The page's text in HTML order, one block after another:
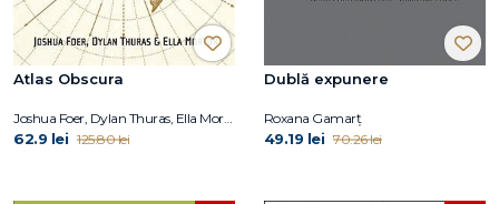
Atlas Obscura
Joshua Foer, Dylan Thuras, Ella Morton
62.9 lei 125.80 lei
Dublă expunere
Roxana Gamarţ
49.19 lei 70.26 lei